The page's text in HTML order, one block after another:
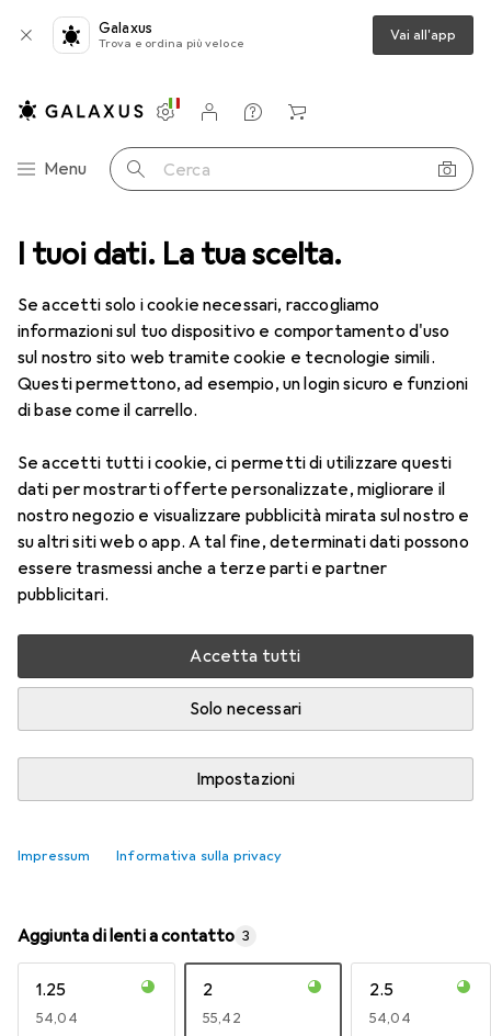
I tuoi dati. La tua scelta.
Se accetti solo i cookie necessari, raccogliamo
informazioni sul tuo dispositivo e comportamento d'uso
sul nostro sito web tramite cookie e tecnologie simili.
Questi permettono, ad esempio, un login sicuro e funzioni
di base come il carrello.
Se accetti tutti i cookie, ci permetti di utilizzare questi
dati per mostrarti offerte personalizzate, migliorare il
nostro negozio e visualizzare pubblicità mirata sul nostro e
su altri siti web o app. A tal fine, determinati dati possono
essere trasmessi anche a terze parti e partner
pubblicitari.
Accetta tutti
Solo necessari
Impostazioni
Impressum Informativa sulla privacy
Galaxus
Trova e ordina più veloce Vai all'app
Categoria Navigazione
Menu Cerca
Impostazioni
Conto cliente
Liste di confronto
Liste dei desideri
Carrello
Ottica Lenti a contatto Air Optix più HydraGlyde Multifocal
1 Immagine
Air Optix più HydraGlyde Multifocal
-3.25, Obiettivo mensile, 6 pz., Multifocale
Prezzo in EUR IVA incl.
EUR
55,42 EUR
9,24/1pz.
9
Valutazioni
Consegna tra ven, 14/8 e mar, 18/8
Più di 10 pezzi in stock presso il fornitore
Confronta Salva nella lista
spedizione gratuita
Aggiunta di lenti a contatto 3
1.25
EUR
54,04
2
EUR
55,42
2.5
EUR
54,04